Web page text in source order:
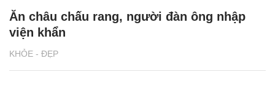
KHỎE - ĐẸP
Ăn châu chấu rang, người đàn ông nhập
viện khẩn